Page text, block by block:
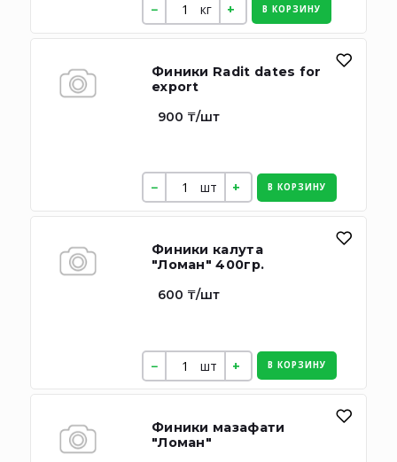
кг В КОРЗИНУ
Финики Radit dates for
export
900 ₸/шт
шт В КОРЗИНУ
Финики калута
"Ломан" 400гр.
600 ₸/шт
шт В КОРЗИНУ
Финики мазафати
"Ломан"